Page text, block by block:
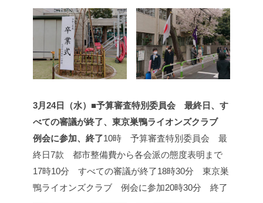
3月24日（水）■予算審査特別委員会 最終日、す
べての審議が終了、東京巣鴨ライオンズクラブ
例会に参加、終了10時 予算審査特別委員会 最
終日7款 都市整備費から各会派の態度表明まで
17時10分 すべての審議が終了18時30分 東京巣
鴨ライオンズクラブ 例会に参加20時30分 終了